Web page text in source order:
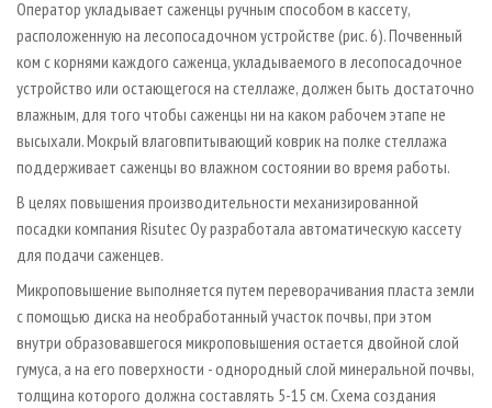
Оператор укладывает саженцы ручным способом в кассету,
расположенную на лесопосадочном устройстве (рис. 6). Почвенный
ком с корнями каждого саженца, укладываемого в лесопосадочное
устройство или остающегося на стеллаже, должен быть достаточно
влажным, для того чтобы саженцы ни на каком рабочем этапе не
высыхали. Мокрый влаговпитывающий коврик на полке стеллажа
поддерживает саженцы во влажном состоянии во время работы.
В целях повышения производительности механизированной
посадки компания Risutec Oy разработала автоматическую кассету
для подачи саженцев.
Микроповышение выполняется путем переворачивания пласта земли
с помощью диска на необработанный участок почвы, при этом
внутри образовавшегося микроповышения остается двойной слой
гумуса, а на его поверхности - однородный слой минеральной почвы,
толщина которого должна составлять 5-15 см. Схема создания